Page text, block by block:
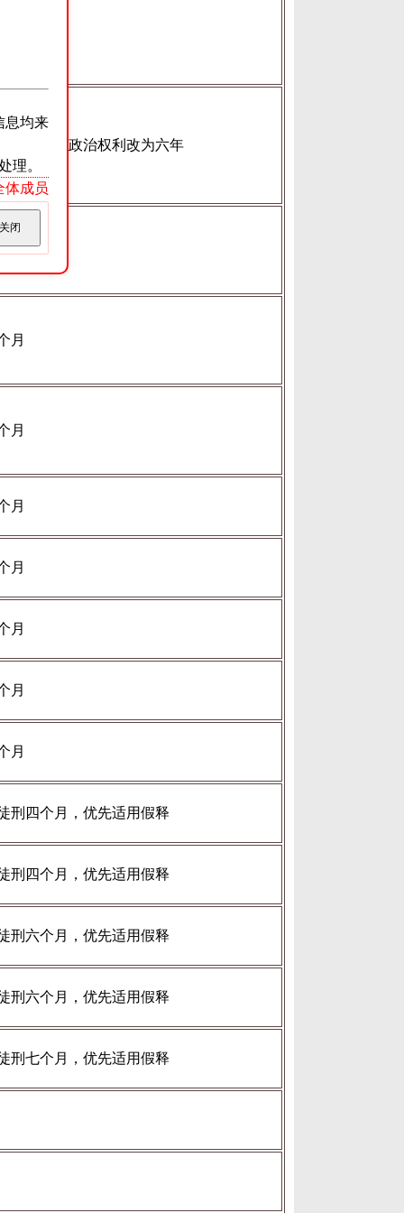
月
月，剥夺政治权利改为六年
月
月
月
月
月
月
月
月
刑四个月，优先适用假释
刑四个月，优先适用假释
刑六个月，优先适用假释
刑六个月，优先适用假释
刑七个月，优先适用假释
息均来
理。
体成员
关闭